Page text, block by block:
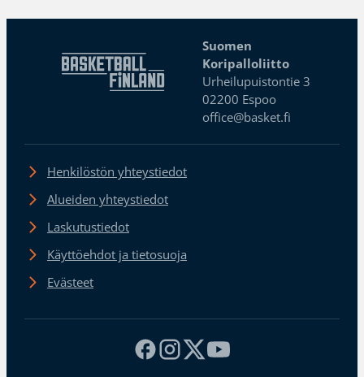
Suomen
Koripalloliitto
Urheilupuistontie 3
02200 Espoo
office@basket.fi
Henkilöstön yhteystiedot
Alueiden yhteystiedot
Laskutustiedot
Käyttöehdot ja tietosuoja
Evästeet